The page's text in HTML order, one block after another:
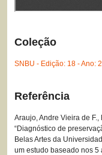
Coleção
SNBU - Edição: 18 - Ano:
Referência
Araujo, Andre Vieira de
“Diagnóstico de
Belas Artes da
um estudo baseado nos 5